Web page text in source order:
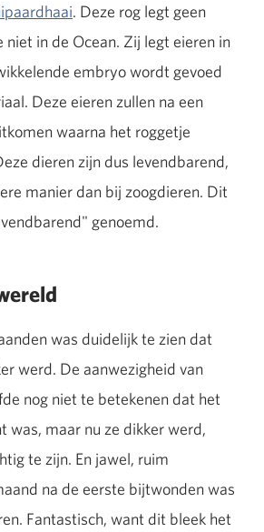
. Deze rog legt geen
in de Ocean. Zij legt eieren in
embryo wordt gevoed
Deze eieren zullen na een
waarna het roggetje
dieren zijn dus levendbarend,
manier dan bij zoogdieren. Dit
genoemd.
was duidelijk te zien dat
werd. De aanwezigheid van
nog niet te betekenen dat het
was, maar nu ze dikker werd,
te zijn. En jawel, ruim
na de eerste bijtwonden was
Fantastisch, want dit bleek het